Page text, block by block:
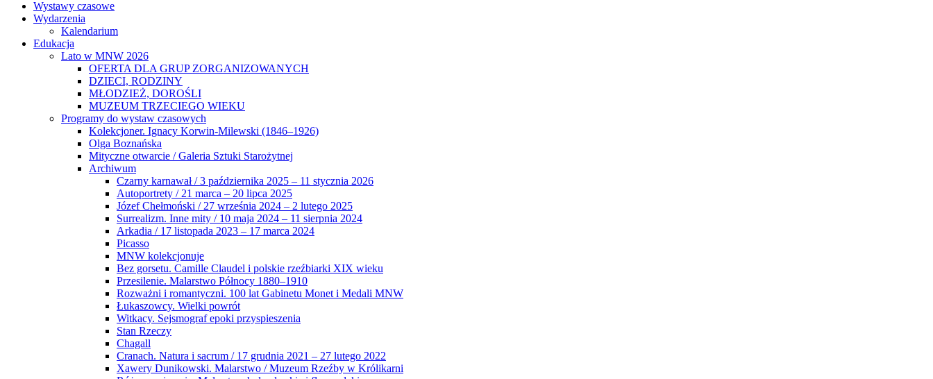
Wystawy czasowe
Wydarzenia
Kalendarium
Edukacja
Lato w MNW 2026
OFERTA DLA GRUP ZORGANIZOWANYCH
DZIECI, RODZINY
MŁODZIEŻ, DOROŚLI
MUZEUM TRZECIEGO WIEKU
Programy do wystaw czasowych
Kolekcjoner. Ignacy Korwin-Milewski (1846–1926)
Olga Boznańska
Mityczne otwarcie / Galeria Sztuki Starożytnej
Archiwum
Czarny karnawał / 3 października 2025 – 11 stycznia 2026
Autoportrety / 21 marca – 20 lipca 2025
Józef Chełmoński / 27 września 2024 – 2 lutego 2025
Surrealizm. Inne mity / 10 maja 2024 – 11 sierpnia 2024
Arkadia / 17 listopada 2023 – 17 marca 2024
Picasso
MNW kolekcjonuje
Bez gorsetu. Camille Claudel i polskie rzeźbiarki XIX wieku
Przesilenie. Malarstwo Północy 1880–1910
Rozważni i romantyczni. 100 lat Gabinetu Monet i Medali MNW
Łukaszowcy. Wielki powrót
Witkacy. Sejsmograf epoki przyspieszenia
Stan Rzeczy
Chagall
Cranach. Natura i sacrum / 17 grudnia 2021 – 27 lutego 2022
Xawery Dunikowski. Malarstwo / Muzeum Rzeźby w Królikarni